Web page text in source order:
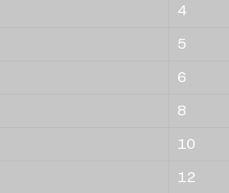
4
5
6
8
10
12